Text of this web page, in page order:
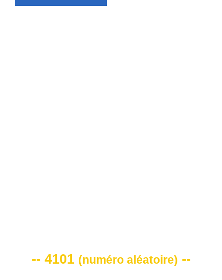
-- 4101 (numéro aléatoire) --